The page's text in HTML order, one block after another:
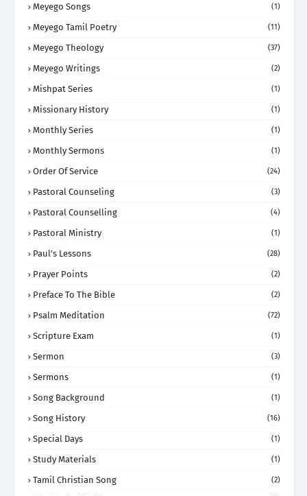
Meyego Songs (1)
Meyego Tamil Poetry (11)
Meyego Theology (37)
Meyego Writings (2)
Mishpat Series (1)
Missionary History (1)
Monthly Series (1)
Monthly Sermons (1)
Order Of Service (24)
Pastoral Counseling (3)
Pastoral Counselling (4)
Pastoral Ministry (1)
Paul's Lessons (28)
Prayer Points (2)
Preface To The Bible (2)
Psalm Meditation (72)
Scripture Exam (1)
Sermon (3)
Sermons (1)
Song Background (1)
Song History (16)
Special Days (1)
Study Materials (1)
Tamil Christian Song (2)